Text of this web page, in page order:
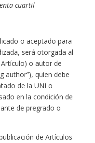
cuartil
o aceptado para
será otorgada al
o autor de
author”), quien debe
de la UNI o
en la condición de
de pregrado o
de Artículos